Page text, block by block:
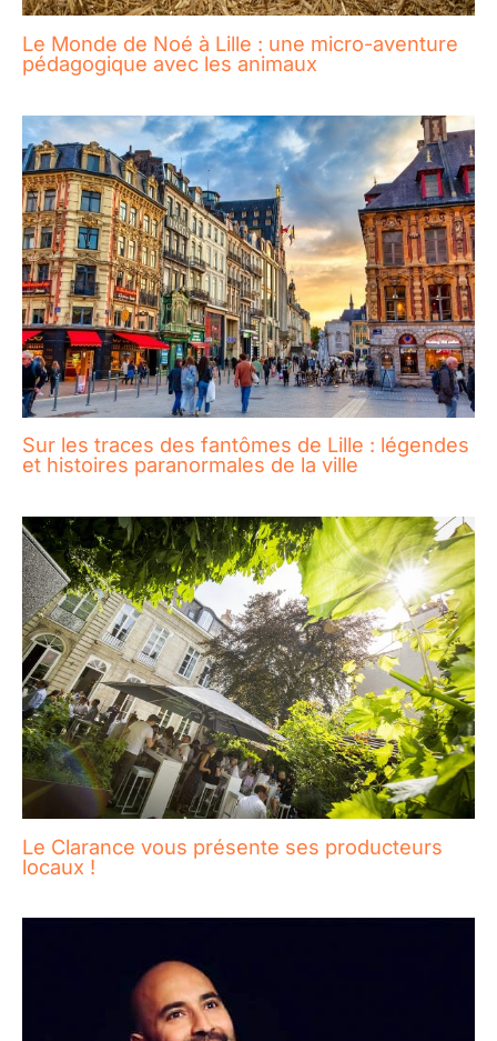
Le Monde de Noé à Lille : une micro-aventure
pédagogique avec les animaux
Sur les traces des fantômes de Lille : légendes
et histoires paranormales de la ville
Le Clarance vous présente ses producteurs
locaux !